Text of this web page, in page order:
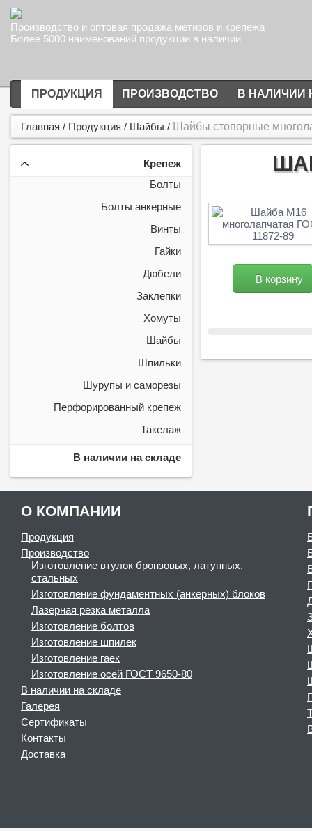
Производство и оптовая продажа метизов и крепежа
Более 5000 наименований продукции в наличии
ПРОДУКЦИЯ ПРОИЗВОДСТВО В НАЛИЧИИ
Главная / Продукция / Шайбы / Шайбы стопорные
Крепеж
Болты
Болты анкерные
Винты
Гайки
Дюбели
Заклепки
Хомуты
Шайбы
Шпильки
Шурупы и саморезы
Перфорированный крепеж
Такелаж
В наличии на складе
В корзину
О КОМПАНИИ
Продукция
Производство
Изготовление втулок бронзовых, латунных,
стальных
Изготовление фундаментных (анкерных) блоков
Лазерная резка металла
Изготовление болтов
Изготовление шпилек
Изготовление гаек
Изготовление осей ГОСТ 9650-80
В наличии на складе
Галерея
Сертификаты
Контакты
Доставка